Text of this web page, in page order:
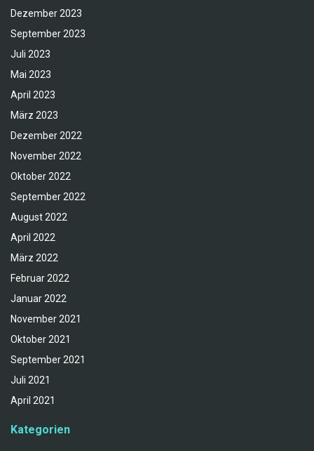
Dezember 2023
September 2023
Juli 2023
Mai 2023
April 2023
März 2023
Dezember 2022
November 2022
Oktober 2022
September 2022
August 2022
April 2022
März 2022
Februar 2022
Januar 2022
November 2021
Oktober 2021
September 2021
Juli 2021
April 2021
Kategorien